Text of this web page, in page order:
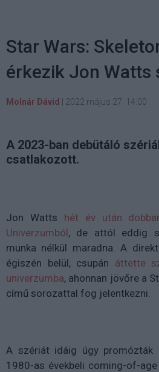
Star Wars:
érkezik Jon Watts
Molnár Dávid 2022 május 27. 14:00
A 2023-ban debütáló
csatlakozott.
Jon Watts hét év után
Univerzumból, de attól eddig
munka nélkül maradna. A
égiszén belül, csupán áttette
univerzumba, ahonnan jövőre a
című sorozattal fog jelentkezni.
A szériát idáig úgy promózták
1980-as évekbeli coming-of-